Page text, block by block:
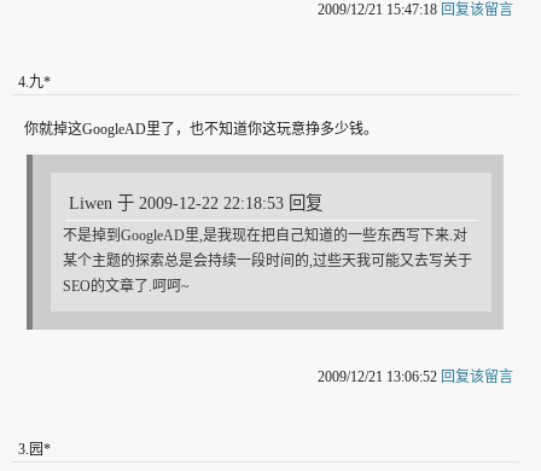
2009/12/21 15:47:18 回复该留言
4.九*
你就掉这GoogleAD里了，也不知道你这玩意挣多少钱。
Liwen 于 2009-12-22 22:18:53 回复
不是掉到GoogleAD里,是我现在把自己知道的一些东西写下来.对
某个主题的探索总是会持续一段时间的,过些天我可能又去写关于
SEO的文章了.呵呵~
2009/12/21 13:06:52 回复该留言
3. 园*